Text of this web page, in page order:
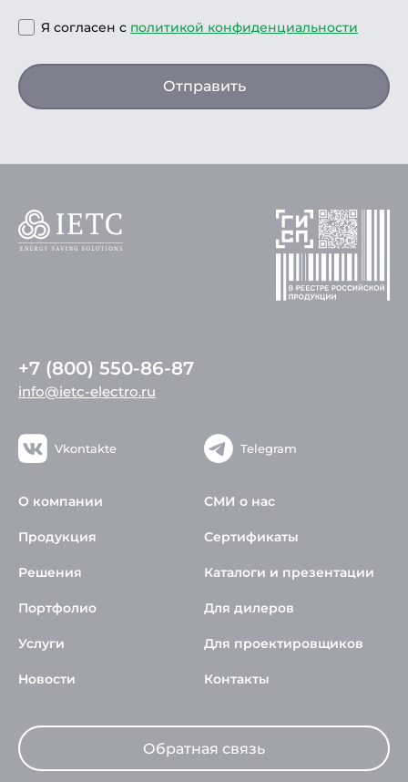
Я согласен с политикой конфиденциальности
Отправить
+7 (800) 550-86-87
info@ietc-electro.ru
Vkontakte Telegram
О компании
Продукция
Решения
Портфолио
Услуги
Новости
СМИ о нас
Сертификаты
Каталоги и презентации
Для дилеров
Для проектировщиков
Контакты
Обратная связь